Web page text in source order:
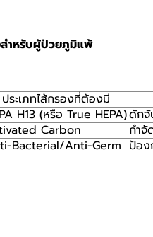
สำหรับผู้ป่วยภูมิแพ้
ประเภทไส้กรองที่ต้องมี
H13 (หรือ True HEPA)ดักจั
Carbon
กำจั
Bacterial/Anti-Germ ป้อง